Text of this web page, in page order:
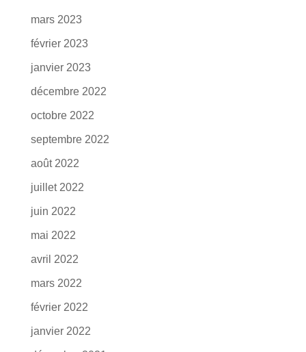
mars 2023
février 2023
janvier 2023
décembre 2022
octobre 2022
septembre 2022
août 2022
juillet 2022
juin 2022
mai 2022
avril 2022
mars 2022
février 2022
janvier 2022